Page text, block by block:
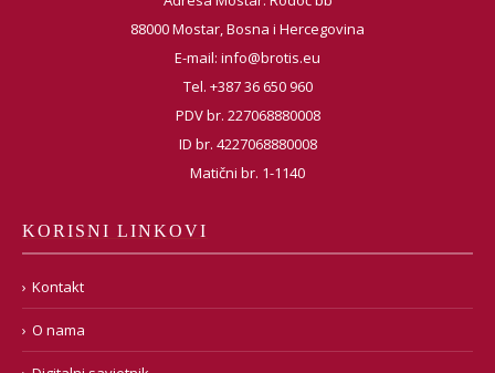
88000 Mostar, Bosna i Hercegovina
E-mail: info@brotis.eu
Tel. +387 36 650 960
PDV br. 227068880008
ID br. 4227068880008
Matični br. 1-1140
KORISNI LINKOVI
Kontakt
O nama